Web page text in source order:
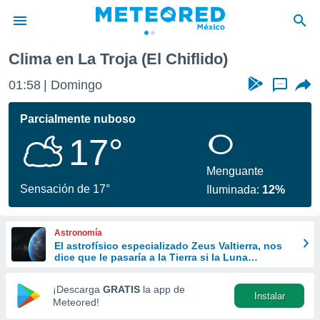
de
ha sido
que se
calidad.
a este
las
y
forma
digital
basada
Clima en La Troja (El Chiflido)
01:58 Domingo ...
Parcialmente nuboso
17°
Sensación de 17°
Menguante
Iluminada: 12%
Astronomía
El astrofísico especializado Zeus Valtierra, nos
dice que le pasaría a la Tierra si la Luna
¡Descarga GRATIS la app de
Meteored!
Instalar